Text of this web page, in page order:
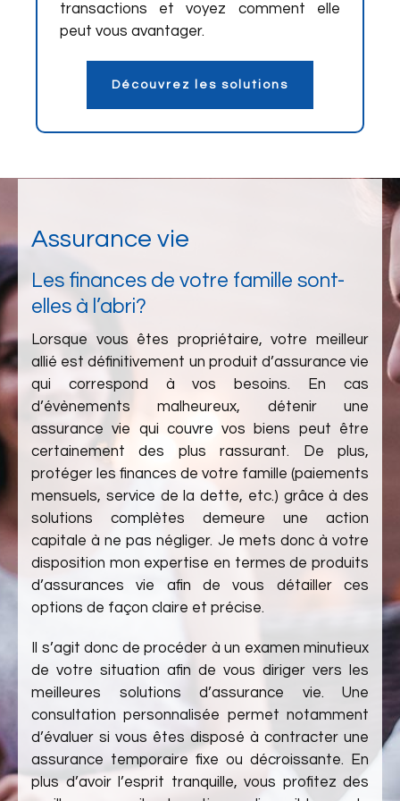
transactions et voyez comment elle
peut vous avantager.
Découvrez les solutions
Assurance vie
Les finances de votre famille sont-
elles à l’abri?
Lorsque vous êtes propriétaire, votre meilleur
allié est définitivement un produit d’assurance vie
qui correspond à vos besoins. En cas
d’évènements malheureux, détenir une
assurance vie qui couvre vos biens peut être
certainement des plus rassurant. De plus,
protéger les finances de votre famille (paiements
mensuels, service de la dette, etc.) grâce à des
solutions complètes demeure une action
capitale à ne pas négliger. Je mets donc à votre
disposition mon expertise en termes de produits
d’assurances vie afin de vous détailler ces
options de façon claire et précise.
Il s’agit donc de procéder à un examen minutieux
de votre situation afin de vous diriger vers les
meilleures solutions d’assurance vie. Une
consultation personnalisée permet notamment
d’évaluer si vous êtes disposé à contracter une
assurance temporaire fixe ou décroissante. En
plus d’avoir l’esprit tranquille, vous profitez des